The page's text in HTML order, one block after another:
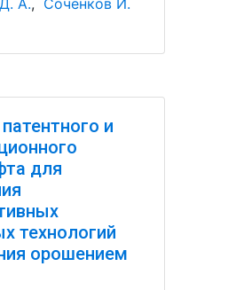
А., Соченков И.
и
для
технологий
орошением